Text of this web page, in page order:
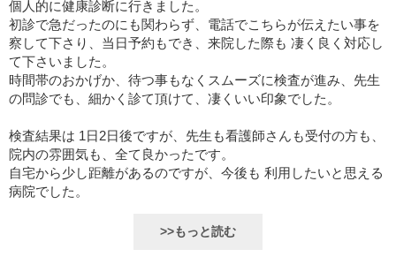
個人的に健康診断に行きました。
初診で急だったのにも関わらず、電話でこちらが伝えたい事を
察して下さり、当日予約もでき、来院した際も 凄く良く対応し
て下さいました。
時間帯のおかげか、待つ事もなくスムーズに検査が進み、先生
の問診でも、細かく診て頂けて、凄くいい印象でした。
検査結果は 1日2日後ですが、先生も看護師さんも受付の方も、
院内の雰囲気も、全て良かったです。
自宅から少し距離があるのですが、今後も 利用したいと思える
病院でした。
>>もっと読む